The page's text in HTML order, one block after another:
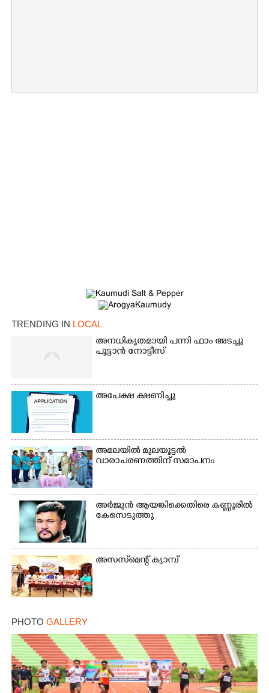
TRENDING IN LOCAL
അനധികൃതമായി പന്നി ഫാം അടച്ചു
പൂട്ടാൻ നോട്ടീസ്
അപേക്ഷ ക്ഷണിച്ചു
അമലയിൽ മുലയൂട്ടൽ
വാരാചരണത്തിന് സമാപനം
അർജുൻ ആയങ്കിക്കെതിരെ കണ്ണൂരിൽ
കേസെടുത്തു
അസസ്‌മെന്റ് ക്യാമ്പ്
PHOTO GALLERY